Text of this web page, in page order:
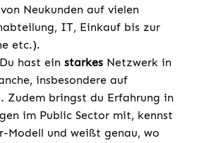
Neukunden auf vielen
IT, Einkauf bis zur
etc.).
Du hast ein starkes Netzwerk in
insbesondere auf
Zudem bringst du Erfahrung in
im Public Sector mit, kennst
Modell und weißt genau, wo